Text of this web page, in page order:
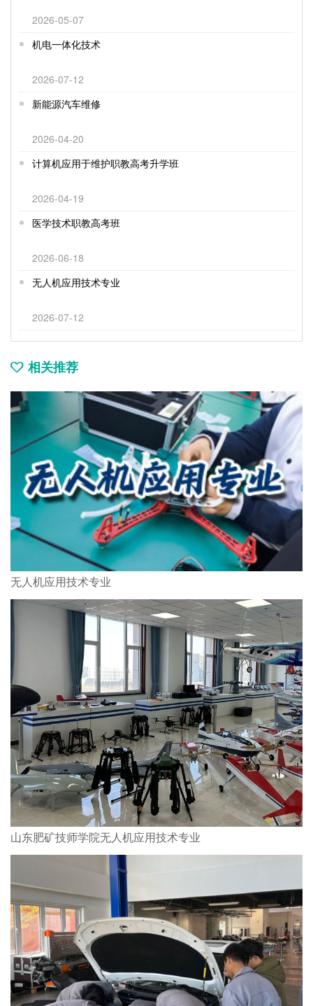
2026-05-07
机电一体化技术
2026-07-12
新能源汽车维修
2026-04-20
计算机应用于维护职教高考升学班
2026-04-19
医学技术职教高考班
2026-06-18
无人机应用技术专业
2026-07-12
相关推荐
无人机应用技术专业
山东肥矿技师学院无人机应用技术专业